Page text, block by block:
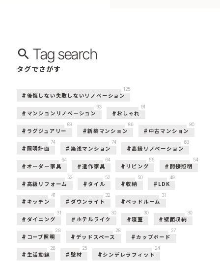
Tag search
タグでさがす
後悔しない失敗しないリノベーション
125
マンションリノベーション
93
おしゃれ
91
ラグジュアリー
89
新築マンション
86
中古マンション
80
照明計画
74
築浅マンション
74
高級リノベーション
68
オーダー家具
64
造作家具
64
リビング
55
間接照明
54
高級リフォーム
52
タイル
52
収納
50
LDK
49
キッチン
41
ダウンライト
32
ベッドルーム
31
ダイニング
31
ホテルライク
30
寝室
30
壁面収納
30
コーブ照明
28
デッドスペース
28
カップボード
27
生活動線
26
壁材
25
シンデレラフィット
24